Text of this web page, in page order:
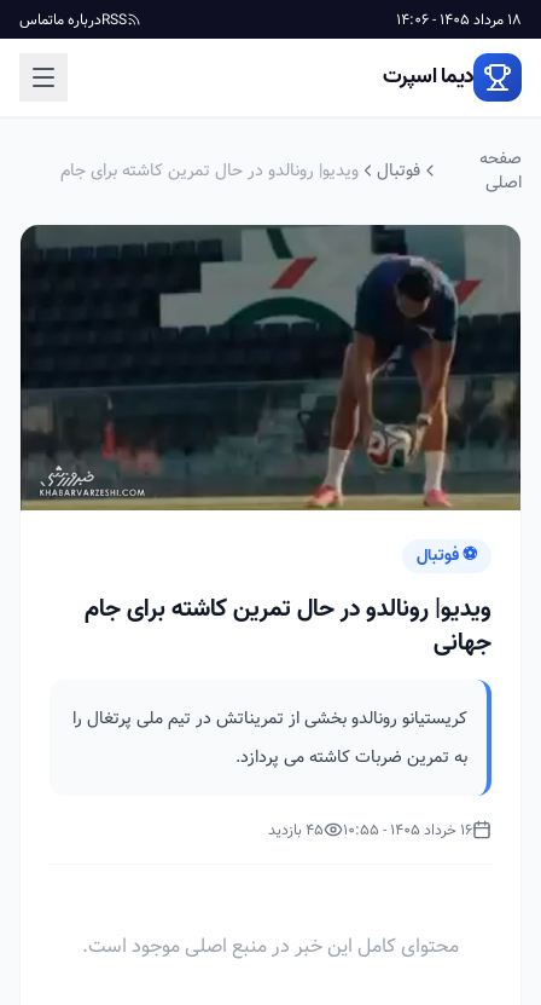
18 مرداد 1405 - 14:06 RSSدرباره ماتماس
دیما اسپرت
صفحه
اصلی
فوتبال
ویدیو| رونالدو در حال تمرین کاشته برای جام
⚽ فوتبال
ویدیو| رونالدو در حال تمرین کاشته برای جام
جهانی
کریستیانو رونالدو بخشی از تمریناتش در تیم ملی پرتغال را
به تمرین ضربات کاشته می پردازد.
16 خرداد 1405 - 10:55 45 بازدید
محتوای کامل این خبر در منبع اصلی موجود است.